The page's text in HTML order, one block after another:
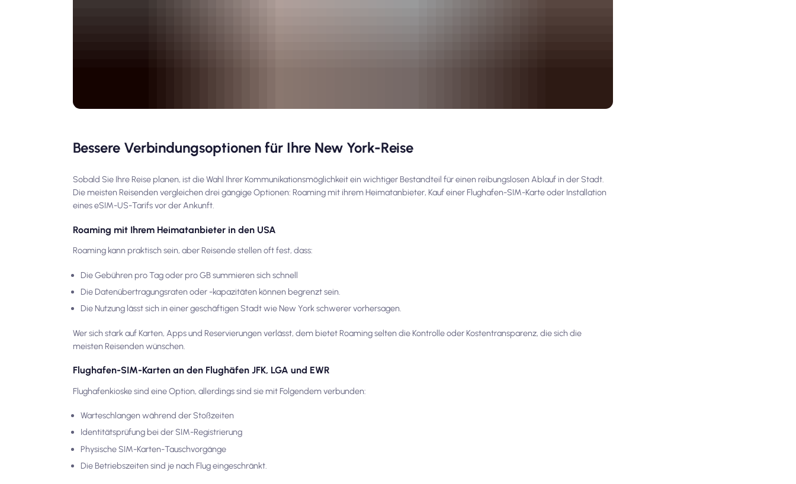
Bessere Verbindungsoptionen für Ihre New York-Reise
Sobald Sie Ihre Reise planen, ist die Wahl Ihrer Kommunikationsmöglichkeit ein wichtiger Bestandteil für einen reibungslosen Ablauf in der Stadt.
Die meisten Reisenden vergleichen drei gängige Optionen: Roaming mit ihrem Heimatanbieter, Kauf einer Flughafen-SIM-Karte oder Installation
eines eSIM-US-Tarifs vor der Ankunft.
Roaming mit Ihrem Heimatanbieter in den USA
Roaming kann praktisch sein, aber Reisende stellen oft fest, dass:
Die Gebühren pro Tag oder pro GB summieren sich schnell
Die Datenübertragungsraten oder -kapazitäten können begrenzt sein.
Die Nutzung lässt sich in einer geschäftigen Stadt wie New York schwerer vorhersagen.
Wer sich stark auf Karten, Apps und Reservierungen verlässt, dem bietet Roaming selten die Kontrolle oder Kostentransparenz, die sich die
meisten Reisenden wünschen.
Flughafen-SIM-Karten an den Flughäfen JFK, LGA und EWR
Flughafenkioske sind eine Option, allerdings sind sie mit Folgendem verbunden:
Warteschlangen während der Stoßzeiten
Identitätsprüfung bei der SIM-Registrierung
Physische SIM-Karten-Tauschvorgänge
Die Betriebszeiten sind je nach Flug eingeschränkt.